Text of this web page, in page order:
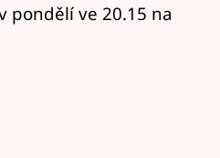
pondělí ve 20.15 na